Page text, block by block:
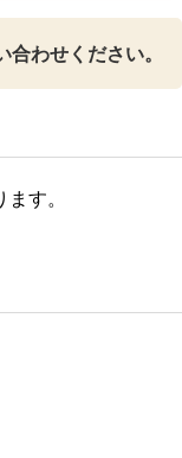
わせください。
す。